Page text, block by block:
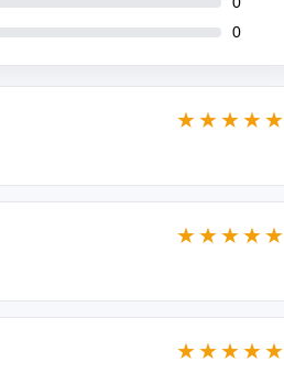
0
★★★★★
★★★★★
★★★★★